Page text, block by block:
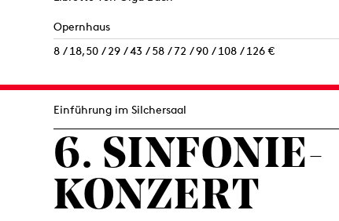
Opernhaus
8 / 18,50 / 29 / 43 / 58 / 72 / 90 / 108 / 126 €
Einführung im Silchersaal
6. SINFONIE­
KONZERT